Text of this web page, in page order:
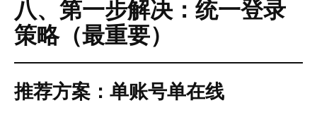
八、第一步解决：统一登录
策略（最重要）
推荐方案：单账号单在线